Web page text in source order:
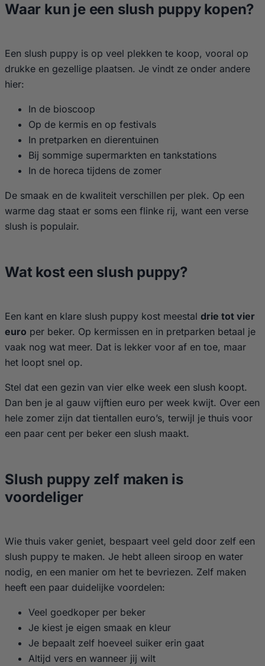
Waar kun je een slush puppy kopen?
Een slush puppy is op veel plekken te koop, vooral op
drukke en gezellige plaatsen. Je vindt ze onder andere
hier:
In de bioscoop
Op de kermis en op festivals
In pretparken en dierentuinen
Bij sommige supermarkten en tankstations
In de horeca tijdens de zomer
De smaak en de kwaliteit verschillen per plek. Op een
warme dag staat er soms een flinke rij, want een verse
slush is populair.
Wat kost een slush puppy?
Een kant en klare slush puppy kost meestal drie tot vier
euro per beker. Op kermissen en in pretparken betaal je
vaak nog wat meer. Dat is lekker voor af en toe, maar
het loopt snel op.
Stel dat een gezin van vier elke week een slush koopt.
Dan ben je al gauw vijftien euro per week kwijt. Over een
hele zomer zijn dat tientallen euro’s, terwijl je thuis voor
een paar cent per beker een slush maakt.
Slush puppy zelf maken is
voordeliger
Wie thuis vaker geniet, bespaart veel geld door zelf een
slush puppy te maken. Je hebt alleen siroop en water
nodig, en een manier om het te bevriezen. Zelf maken
heeft een paar duidelijke voordelen:
Veel goedkoper per beker
Je kiest je eigen smaak en kleur
Je bepaalt zelf hoeveel suiker erin gaat
Altijd vers en wanneer jij wilt